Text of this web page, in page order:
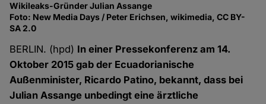
Wikileaks-Gründer Julian Assange
Foto: New Media Days / Peter Erichsen, wikimedia, CC BY-
SA 2.0
BERLIN. (hpd) In einer Pressekonferenz am 14.
Oktober 2015 gab der Ecuadorianische
Außenminister, Ricardo Patino, bekannt, dass bei
Julian Assange unbedingt eine ärztliche